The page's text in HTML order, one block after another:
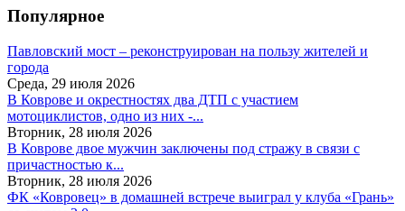
Популярное
Павловский мост – реконструирован на пользу жителей и
города
Среда, 29 июля 2026
В Коврове и окрестностях два ДТП с участием
мотоциклистов, одно из них -...
Вторник, 28 июля 2026
В Коврове двое мужчин заключены под стражу в связи с
причастностью к...
Вторник, 28 июля 2026
ФК «Ковровец» в домашней встрече выиграл у клуба «Грань»